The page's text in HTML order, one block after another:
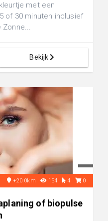
met een
of 30 minuten inclusief
Bekijk
+20.0km 154 4 0
of biopulse